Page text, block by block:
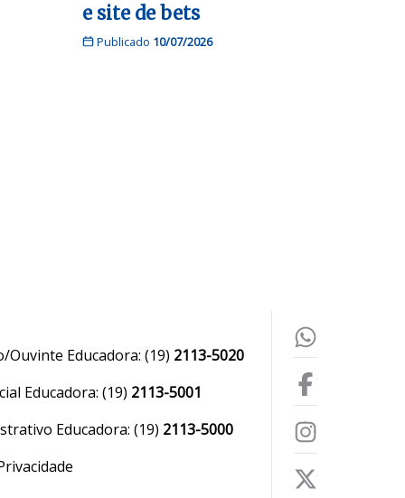
e site de bets
Publicado 10/07/2026
Ouvinte Educadora: (19) 2113-5020
Educadora: (19) 2113-5001
Educadora: (19) 2113-5000